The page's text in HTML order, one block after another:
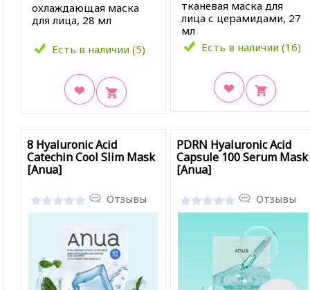
охлаждающая маска
для лица, 28 мл
Есть в наличии (5)
тканевая маска для
лица с церамидами, 27
мл
Есть в наличии (16)
8 Hyaluronic Acid
Catechin Cool Slim Mask
[Anua]
Отзывы
PDRN Hyaluronic Acid
Capsule 100 Serum Mask
[Anua]
Отзывы